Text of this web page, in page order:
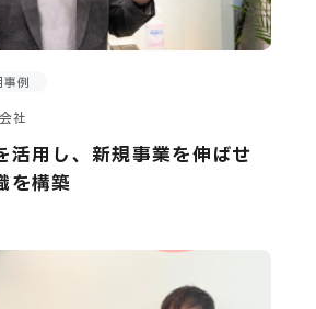
事例
社
活用し、新規事業を伸ばせ
を構築